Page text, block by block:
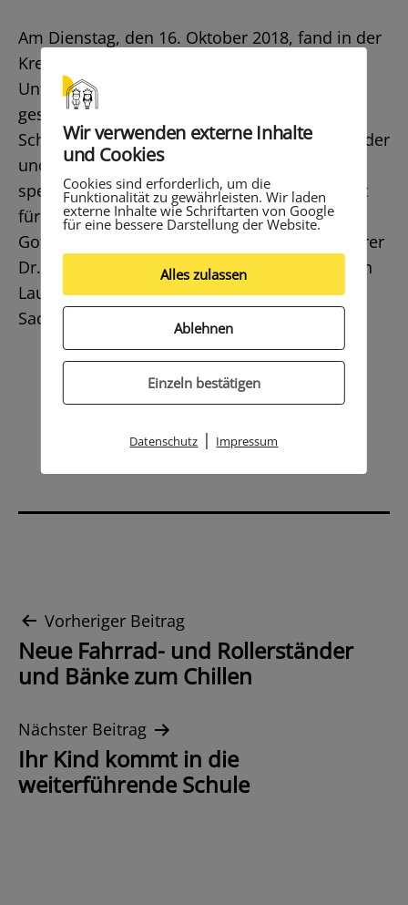
Am Dienstag, den 16. Oktober 2018, fand in der
Kreuzkirche der Erntedankgottesdienst statt.
Unter dem Motto „Du hast uns deine Welt
geschenkt“ sangen die Religionskinder der
Schule Königstor verschiedene christliche Lieder
und hielten kleine Vorträge. Klassenweise
spendeten die Kinder Obst, Gemüse und Brot
für die Kasseler Tafel. Vorbereitet wurde der
Gottesdienst von Pfarrerin Schlottmann, Pfarrer
Dr. Jansen, Pfarrer Baier, der Religionslehrerin
Lauterbach und dem Gemeindereferenten
Sachs.
Beitrags-
Navigation
Vorheriger Beitrag
Neue Fahrrad- und Rollerständer
und Bänke zum Chillen
Nächster Beitrag
Ihr Kind kommt in die
weiterführende Schule
Wir verwenden externe Inhalte
und Cookies
Cookies sind erforderlich, um die
Funktionalität zu gewährleisten. Wir laden
externe Inhalte wie Schriftarten von Google
für eine bessere Darstellung der Website.
Alles zulassen
Ablehnen
Einzeln bestätigen
Datenschutz | Impressum